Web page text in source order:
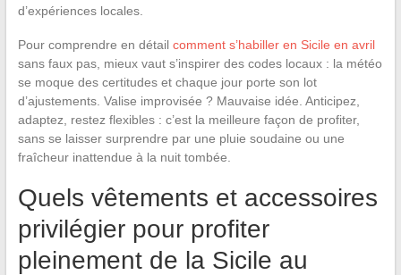
d’expériences locales.
Pour comprendre en détail comment s’habiller en Sicile en avril
sans faux pas, mieux vaut s’inspirer des codes locaux : la météo
se moque des certitudes et chaque jour porte son lot
d’ajustements. Valise improvisée ? Mauvaise idée. Anticipez,
adaptez, restez flexibles : c’est la meilleure façon de profiter,
sans se laisser surprendre par une pluie soudaine ou une
fraîcheur inattendue à la nuit tombée.
Quels vêtements et accessoires
privilégier pour profiter
pleinement de la Sicile au